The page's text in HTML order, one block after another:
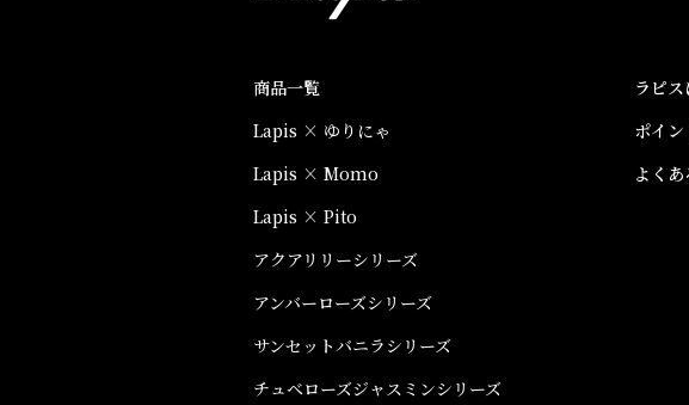
商品一覧
Lapis × ゆりにゃ
Lapis × Momo
Lapis × Pito
アクアリリーシリーズ
アンバーローズシリーズ
サンセットバニラシリーズ
チュベローズジャスミンシリーズ
ラピ
ポイ
よく